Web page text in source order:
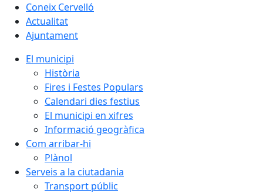
Coneix Cervelló
Actualitat
Ajuntament
El municipi
Història
Fires i Festes Populars
Calendari dies festius
El municipi en xifres
Informació geogràfica
Com arribar-hi
Plànol
Serveis a la ciutadania
Transport públic